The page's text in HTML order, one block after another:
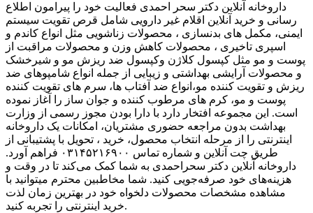
داروخانه آنلاین دکتر سحر احمدی فعالیت خود را پیرامون اطلاع
رسانی و خرید آنلاین اقلام غیر دارویی شامل قرص تقویت سیستم
ایمنی، مکمل های بدنسازی ، محصولات زناشویی مثل انواع کاندم و
اسپری تاخیری ، محصولات کاهش وزن و محصولات مراقبت از
پوست و مو مثل کپسول کلاژن وکپسول ضد ریزش مو و شیرخشک
و محصولات آرایشی بهداشتی و زیبایی از جمله انواع شامپوهای ضد
ریزش و تقویت کننده مو،انواع ضد آفتاب ها، سرم های تقویت کننده
پوست و مو، کرم های مرطوب کننده و جوان ساز را آغاز نموده
است. این مجموعه افتخار دارد با دارا بودن مجوز رسمی از وزارت
بهداشت بدون مراجعه حضوری مشتریان، امکانات یک داروخانه
اینترنتی را از مرحله انتخاب محصول، خرید ، تحویل با پشتیبانی از
طریق چت آنلاین و شماره تماس ۰۳۱۴۵۲۱۶۹۰۰ فراهم آورد.
داروخانه آنلاین دکتر سحراحمدی به شما کمک می‌کند تا در وقت و
هزینه‌های خود صرفه‌جویی کنید. شما مخاطبین محترم میتوانید با
مشاهده مشخصات محصولات دلخواه خود در بهترین زمان لذت
خرید اینترنتی را تجربه کنید.